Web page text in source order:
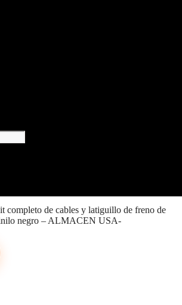
completo de cables y latiguillo de freno de
negro – ALMACEN USA-